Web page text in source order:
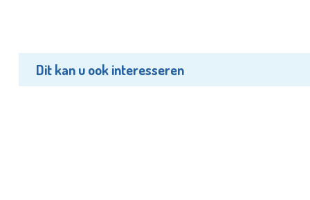
Dit kan u ook interesseren